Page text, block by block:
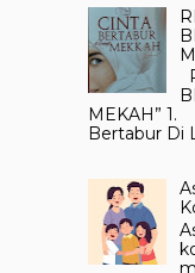
Bertabur